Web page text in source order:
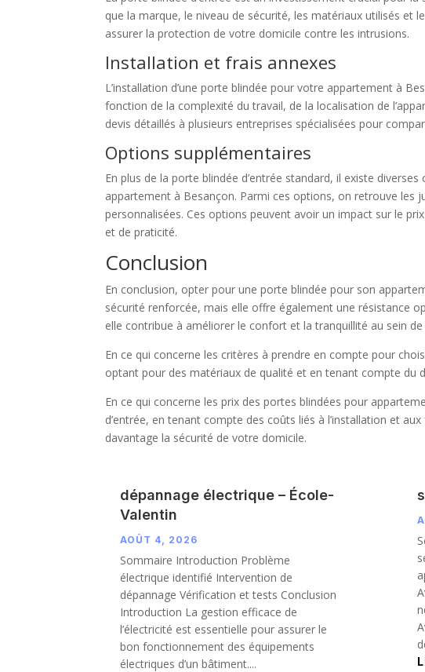
que la marque, le niveau de sécurité, les matériaux utilisés et
assurer la protection de votre domicile contre les intrusions.
Installation et frais annexes
L’installation d’une porte blindée pour votre appartement à
fonction de la complexité du travail, de la localisation de
devis détaillés à plusieurs entreprises spécialisées pour
Options supplémentaires
En plus de la porte blindée d’entrée standard, il existe
appartement à Besançon. Parmi ces options, on retrouve les
personnalisées. Ces options peuvent avoir un impact sur le
et de praticité.
Conclusion
En conclusion, opter pour une porte blindée pour son
sécurité renforcée, mais elle offre également une résistance
elle contribue à améliorer le confort et la tranquillité au sein
En ce qui concerne les critères à prendre en compte pour
optant pour des matériaux de qualité et en tenant compte du
En ce qui concerne les prix des portes blindées pour
d’entrée, en tenant compte des coûts liés à l’installation et
davantage la sécurité de votre domicile.
dépannage électrique – École-
Valentin
AOÛT 4, 2026
Sommaire Introduction Problème
électrique identifié Intervention de
dépannage Vérification et tests Conclusion
Introduction La gestion efficace de
l’électricité est essentielle pour assurer le
bon fonctionnement des équipements
électriques d’un bâtiment....